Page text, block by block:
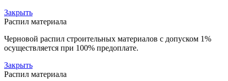
Закрыть
Распил материала
Черновой распил строительных материалов с допуском 1%
осуществляется при 100% предоплате.
Закрыть
Распил материала